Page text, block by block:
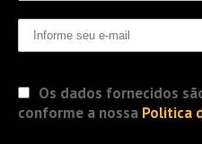
Os dados fornecidos
conforme a nossa Politica